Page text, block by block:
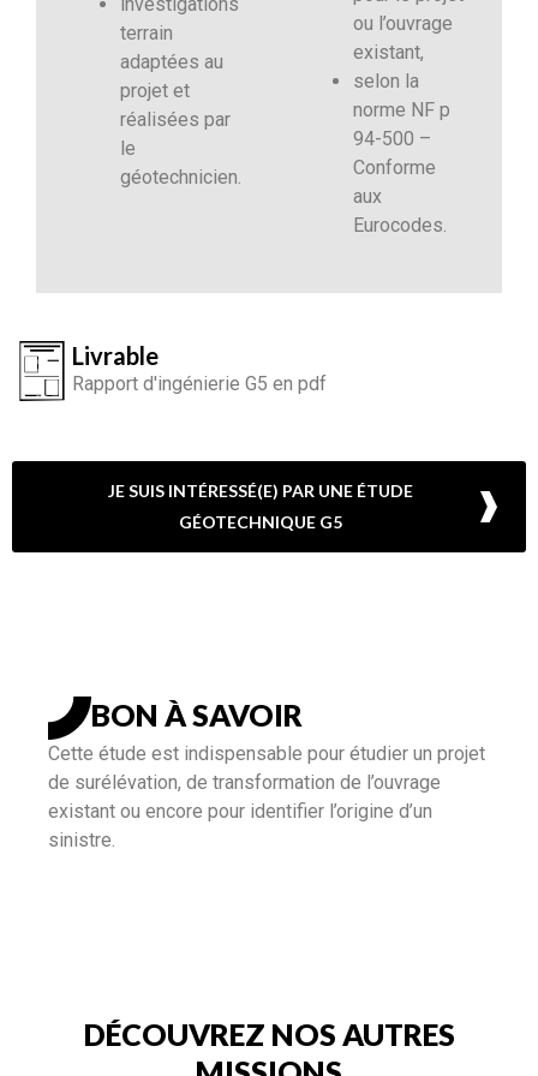
terrain
adaptées au
projet et
réalisées par
le
géotechnicien.
ou l’ouvrage
existant,
selon la
norme NF p
94-500 –
Conforme
aux
Eurocodes.
Livrable
Rapport d'ingénierie G5 en pdf
JE SUIS INTÉRESSÉ(E) PAR UNE ÉTUDE
GÉOTECHNIQUE G5
BON À SAVOIR
Cette étude est indispensable pour étudier un projet
de surélévation, de transformation de l’ouvrage
existant ou encore pour identifier l’origine d’un
sinistre.
DÉCOUVREZ NOS AUTRES